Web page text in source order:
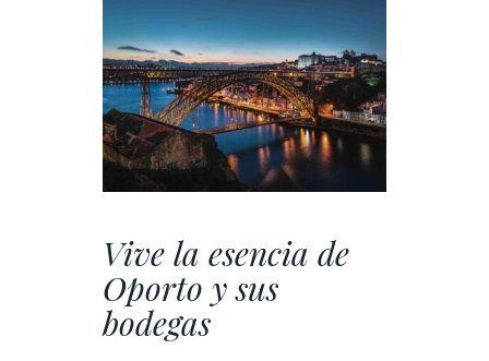
Vive la esencia de
Oporto y sus
bodegas